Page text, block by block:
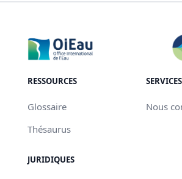
RESSOURCES
Glossaire
Thésaurus
SERVICES
Nous
JURIDIQUES